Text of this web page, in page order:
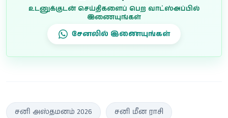
உடனுக்குடன் செய்திகளைப் பெற வாட்ஸ்அப்பில்
இணையுங்கள்
சேனலில் இணையுங்கள்
சனி அஸ்தமனம் 2026 சனி மீன ராசி